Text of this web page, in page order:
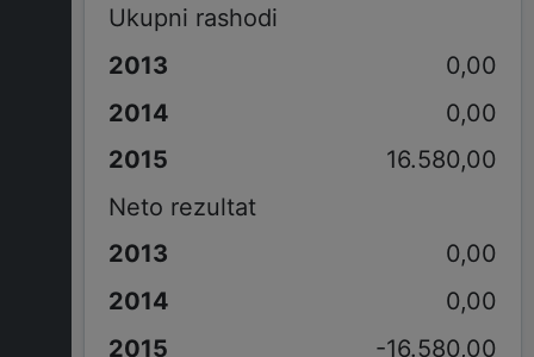
Ukupni rashodi
0,00
0,00
16.580,00
Neto rezultat
0,00
0,00
-16.580,00